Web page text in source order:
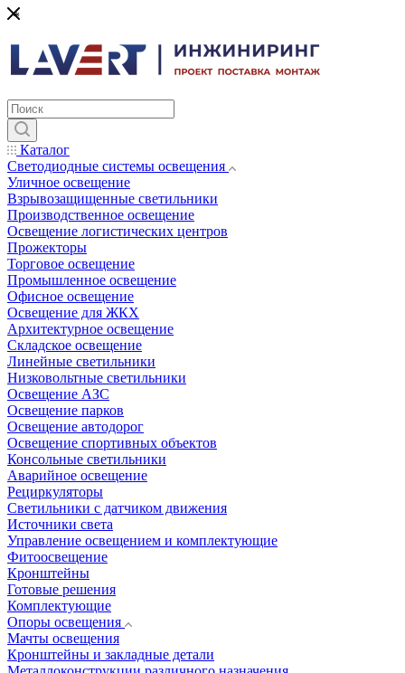
Каталог
Светодиодные системы освещения
Уличное освещение
Взрывозащищенные светильники
Производственное освещение
Освещение логистических центров
Прожекторы
Торговое освещение
Промышленное освещение
Офисное освещение
Освещение для ЖКХ
Архитектурное освещение
Складское освещение
Линейные светильники
Низковольтные светильники
Освещение АЗС
Освещение парков
Освещение автодорог
Освещение спортивных объектов
Консольные светильники
Аварийное освещение
Рециркуляторы
Светильники с датчиком движения
Источники света
Управление освещением и комплектующие
Фитоосвещение
Кронштейны
Готовые решения
Комплектующие
Опоры освещения
Мачты освещения
Кронштейны и закладные детали
*